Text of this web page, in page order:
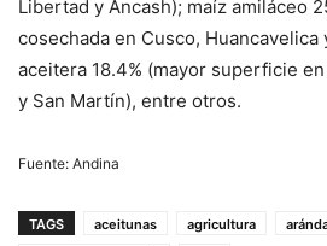
Libertad y Ancash); maíz amiláceo
cosechada en Cusco, Huancavelica
aceitera 18.4% (mayor superficie
y San Martín), entre otros.
Fuente: Andina
TAGS aceitunas agricultura